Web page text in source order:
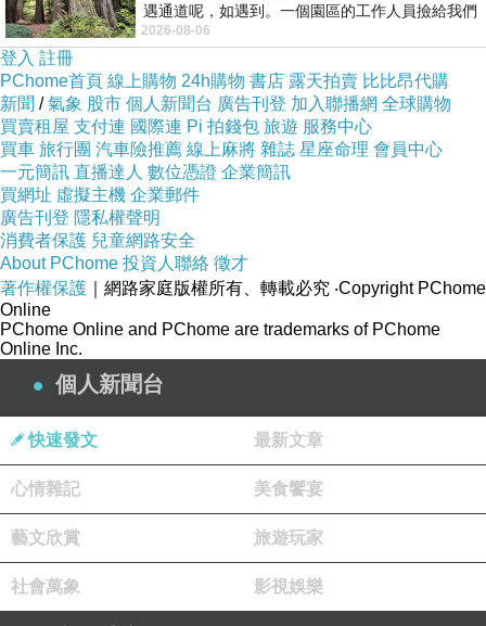
分，打下紮實的創作基礎。
一本介紹
《米開朗基羅》的書籍，讓年輕時的陳
大師開啟了另一扇窗戶！
遇通道呢，如遇到。一個園區的工作人員撿給我們
細賞。
2026-08-06
登入 註冊
PChome首頁 線上購物 24h購物 書店 露天拍賣 比比昂代購
新聞 /氣象 股市 個人新聞台 廣告刊登 加入聯播網 全球購物
買賣租屋 支付連 國際連 Pi 拍錢包 旅遊 服務中心
買車 旅行團 汽車險推薦 線上麻將 雜誌 星座命理 會員中心
一元簡訊 直播達人 數位憑證 企業簡訊
買網址 虛擬主機 企業郵件
廣告刊登 隱私權聲明
消費者保護 兒童網路安全
About PChome 投資人聯絡 徵才
著作權保護 ｜網路家庭版權所有、轉載必究 ‧Copyright PChome
Online
PChome Online and PChome are trademarks of PChome
Online Inc.
個人新聞台
快速發文 最新文章
心情雜記 美食饗宴
藝文欣賞 旅遊玩家
社會萬象 影視娛樂